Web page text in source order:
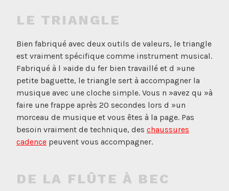
LE TRIANGLE
Bien fabriqué avec deux outils de valeurs, le triangle
est vraiment spécifique comme instrument musical.
Fabriqué à l »aide du fer bien travaillé et d »une
petite baguette, le triangle sert à accompagner la
musique avec une cloche simple. Vous n »avez qu »à
faire une frappe après 20 secondes lors d »un
morceau de musique et vous êtes à la page. Pas
besoin vraiment de technique, des chaussures
cadence peuvent vous accompagner.
DE LA FLÛTE À BEC